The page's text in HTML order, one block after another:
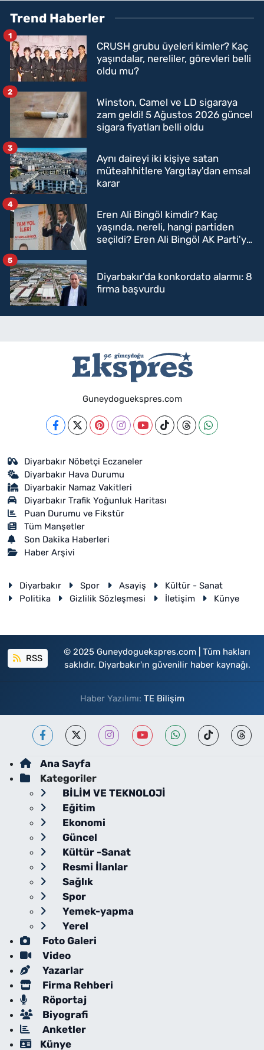
Trend Haberler
CRUSH grubu üyeleri kimler? Kaç
yaşındalar, nereliler, görevleri belli
oldu mu?
1
Winston, Camel ve LD sigaraya
zam geldi! 5 Ağustos 2026 güncel
sigara fiyatları belli oldu
2
Aynı daireyi iki kişiye satan
müteahhitlere Yargıtay'dan emsal
karar
3
Eren Ali Bingöl kimdir? Kaç
yaşında, nereli, hangi partiden
seçildi? Eren Ali Bingöl AK Parti'ye
4
Diyarbakır'da konkordato alarmı: 8
firma başvurdu
5
Guneydoguekspres.com
Diyarbakır Nöbetçi Eczaneler
Diyarbakır Hava Durumu
Diyarbakir Namaz Vakitleri
Diyarbakır Trafik Yoğunluk Haritası
Puan Durumu ve Fikstür
Tüm Manşetler
Son Dakika Haberleri
Haber Arşivi
Diyarbakır Spor Asayiş
Kültür - Sanat
Politika
Gizlilik Sözleşmesi İletişim Künye
RSS
© 2025 Guneydoguekspres.com | Tüm hakları
saklıdır. Diyarbakır'ın güvenilir haber kaynağı.
Haber Yazılımı: TE Bilişim
Ana Sayfa
Kategoriler
BİLİM VE TEKNOLOJİ
Eğitim
Ekonomi
Güncel
Kültür -Sanat
Resmi İlanlar
Sağlık
Spor
Yemek-yapma
Yerel
Foto Galeri
Video
Yazarlar
Firma Rehberi
Röportaj
Biyografi
Anketler
Künye